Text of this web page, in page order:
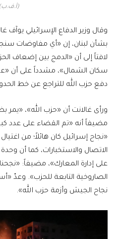
(أ.ف.ب)
وقال وزير الدفاع الإسرائيلي يوآف
بشأن لبنان، إن «أي مفاوضات
لافتاً إلى أن «الدمج بين إضعاف
سكان الشمال»، مشدداً على أن
دفع حزب الله للتراجع عن خط
ورأى غالانت أن «حزب الله»،
مضيفاً أنه «تم القضاء على عدد
«نجاح إسرائيل كان هائلاً؛ من
الاتصال والاستخبارات، كما أن
على إدارة المعارك»، مضيفاً:
الصاروخية التابعة للحزب». وعدّ
نجاح الجيش وأزمة حزب الله».